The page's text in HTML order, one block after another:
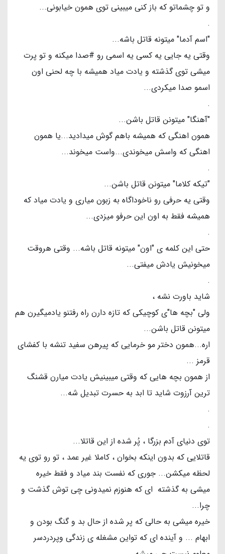
و تو چشماتو که باز کنی میبینی توی همون خیابونی...
.
"اسم آدما" میتونه قاتل باشه...
وقتی یه جایی یه کسی یه اسمی رو #صدا میکنه و تو پرت
میشی توی گذشته و یادت میاد همیشه با چه لحنی اون
اسمو صدا میکردی...
.
"آهنگا" میتونن قاتل باشن...
همون اهنگی که همیشه باهم گوش میدادید...یا همون
اهنگی که واسش میخوندی...واست میخوند...
‌.
"تیکه کلاما" میتونن قاتل باشن...
وقتی یه حرفی رو ناخوداگاه به زبون میاری و یادت میاد که
همیشه فقط به اون این حرفو میزدی...
.
حتی این کلمه ی "اون" میتونه قاتل باشه... وقتی هروقت
میخونیش یادش میفتی...
.
شاید باورت نشه ،
ولی "بچه ها"ی کوچیکی که تازه دارن راه رفتنو یادمیگیرن هم
میتونن قاتل باشن...
اره...همون دختر مو خرمایی که پیرهن سفید تنشه با کفشای
قرمز ...
از همون بچه هایی که وقتی میبینیش یادت میارن قشنگ
ترین آرزوت شاید تا ابد به حسرت تبدیل شه...
.
.
توی دنیای آدم بزرگا ، پُر شده از این قاتلا...
قاتلایی که بدون اینکه بخوان ، کاملا غیر عمد ، تو رو توی یه
لحظه میکشن... جوری که نفست بند میاد و فقط خیره
میشی به گذشته ای که هنوزم نمیدونی چی توش گذشت و
چرا...
خیره میشی به حالی که پر شده از حال بد و گنگ بودن و
ابهام ... و آینده ای که تواین مشغله ی زندگی وپردردسر